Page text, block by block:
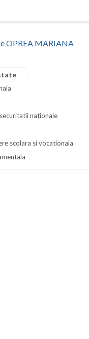
OPREA MARIANA
nationale
scolara si vocationala